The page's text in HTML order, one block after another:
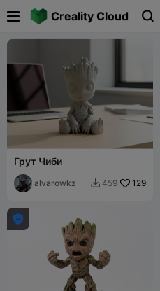
Creality Cloud 
Грут Чиби
alvarowkz  459 129
